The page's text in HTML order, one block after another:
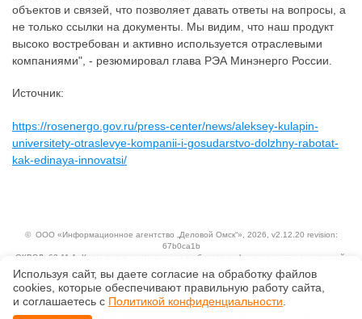
объектов и связей, что позволяет давать ответы на вопросы, а
не только ссылки на документы. Мы видим, что наш продукт
высоко востребован и активно используется отраслевыми
компаниями", - резюмировал глава РЭА Минэнерго России.
Источник:
https://rosenergo.gov.ru/press-center/news/aleksey-kulapin-
universitety-otraslevye-kompanii-i-gosudarstvo-dolzhny-rabotat-
kak-edinaya-innovatsi/
© ООО «Информационное агентство „Деловой Омск“» , 2026, v2.12.20 revision:
67b0ca1b
ОКВЭД: 63.11.1, Коды видов деятельности в области информационных технологий:
Ценовая политика
Технологии
Исключительные авторские и смежные права принадлежат АО «Кодекс».
Используя сайт, вы даете согласие на обработку файлов
сооkiеs, которые обеспечивают правильную работу сайта,
и соглашаетесь с Политикой конфиденциальности.